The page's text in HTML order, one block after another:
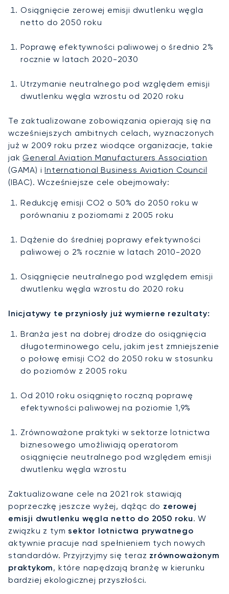
Osiągnięcie zerowej emisji dwutlenku węgla
netto do 2050 roku
Poprawę efektywności paliwowej o średnio 2%
rocznie w latach 2020-2030
Utrzymanie neutralnego pod względem emisji
dwutlenku węgla wzrostu od 2020 roku
Te zaktualizowane zobowiązania opierają się na
wcześniejszych ambitnych celach, wyznaczonych
już w 2009 roku przez wiodące organizacje, takie
jakGeneral Aviation Manufacturers Association
(GAMA) iInternational Business Aviation Council
(IBAC). Wcześniejsze cele obejmowały:
Redukcję emisji CO2 o 50% do 2050 roku w
porównaniu z poziomami z 2005 roku
Dążenie do średniej poprawy efektywności
paliwowej o 2% rocznie w latach 2010-2020
Osiągnięcie neutralnego pod względem emisji
dwutlenku węgla wzrostu do 2020 roku
Inicjatywy te przyniosły już wymierne rezultaty:
Branża jest na dobrej drodze do osiągnięcia
długoterminowego celu, jakim jest zmniejszenie
o połowę emisji CO2 do 2050 roku w stosunku
do poziomów z 2005 roku
Od 2010 roku osiągnięto roczną poprawę
efektywności paliwowej na poziomie 1,9%
Zrównoważone praktyki w sektorze lotnictwa
biznesowego umożliwiają operatorom
osiągnięcie neutralnego pod względem emisji
dwutlenku węgla wzrostu
Zaktualizowane cele na 2021 rok stawiają
poprzeczkę jeszcze wyżej, dążąc do zerowej
emisji dwutlenku węgla netto do 2050 roku. W
związku z tymsektor lotnictwa prywatnego
aktywnie pracuje nad spełnieniem tych nowych
standardów. Przyjrzyjmy się teraz zrównoważonym
praktykom, które napędzają branżę w kierunku
bardziej ekologicznej przyszłości.